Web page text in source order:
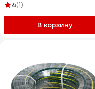
20) 4631165632841
4(1)
В корзину